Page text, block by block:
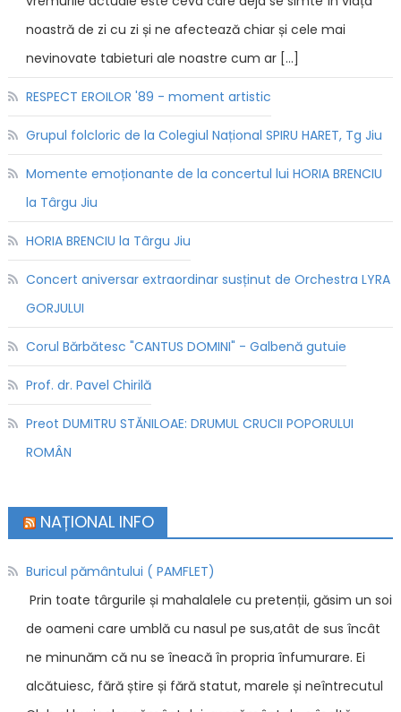
noastră de zi cu zi și ne afectează chiar și cele mai
nevinovate tabieturi ale noastre cum ar […]
RESPECT EROILOR '89 - moment artistic
Grupul folcloric de la Colegiul Național SPIRU HARET, Tg Jiu
Momente emoționante de la concertul lui HORIA BRENCIU
la Târgu Jiu
HORIA BRENCIU la Târgu Jiu
Concert aniversar extraordinar susținut de Orchestra LYRA
GORJULUI
Corul Bărbătesc "CANTUS DOMINI" - Galbenă gutuie
Prof. dr. Pavel Chirilă
Preot DUMITRU STĂNILOAE: DRUMUL CRUCII POPORULUI
ROMÂN
NAȚIONAL INFO
Buricul pământului ( PAMFLET)
Prin toate târgurile și mahalalele cu pretenții, găsim un soi
de oameni care umblă cu nasul pe sus,atât de sus încât
ne minunăm că nu se îneacă în propria înfumurare. Ei
alcătuiesc, fără știre și fără statut, marele și neîntrecutul